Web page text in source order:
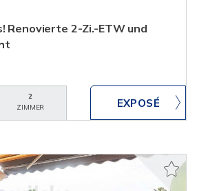
Renovierte 2-Zi.-ETW und
2
ZIMMER